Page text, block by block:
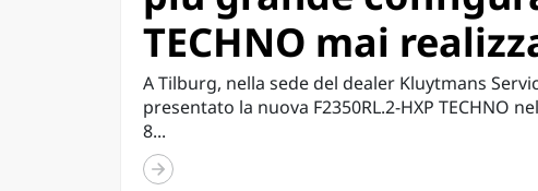
TECHNO mai
A Tilburg, nella sede del dealer Kluytmans
presentato la nuova F2350RL.2-HXP TECHNO
8...